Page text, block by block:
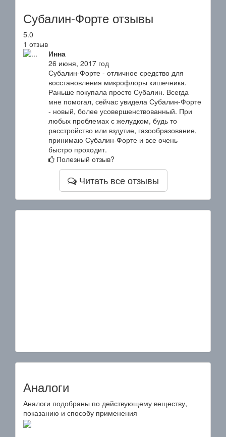
Субалин-Форте отзывы
5.0
1 отзыв
Инна
26 июня, 2017 год
Субалин-Форте - отличное средство для
восстановления микрофлоры кишечника.
Раньше покупала просто Субалин. Всегда
мне помогал, сейчас увидела Субалин-Форте
- новый, более усовершенствованный. При
любых проблемах с желудком, будь то
расстройство или вздутие, газообразование,
принимаю Субалин-Форте и все очень
быстро проходит.
Полезный отзыв?
Читать все отзывы
Аналоги
Аналоги подобраны по действующему веществу,
показанию и способу применения